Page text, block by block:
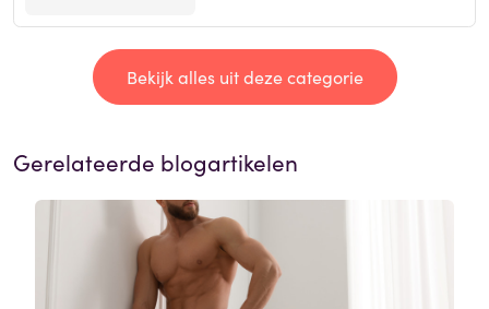
Bekijk alles uit deze categorie
Gerelateerde blogartikelen